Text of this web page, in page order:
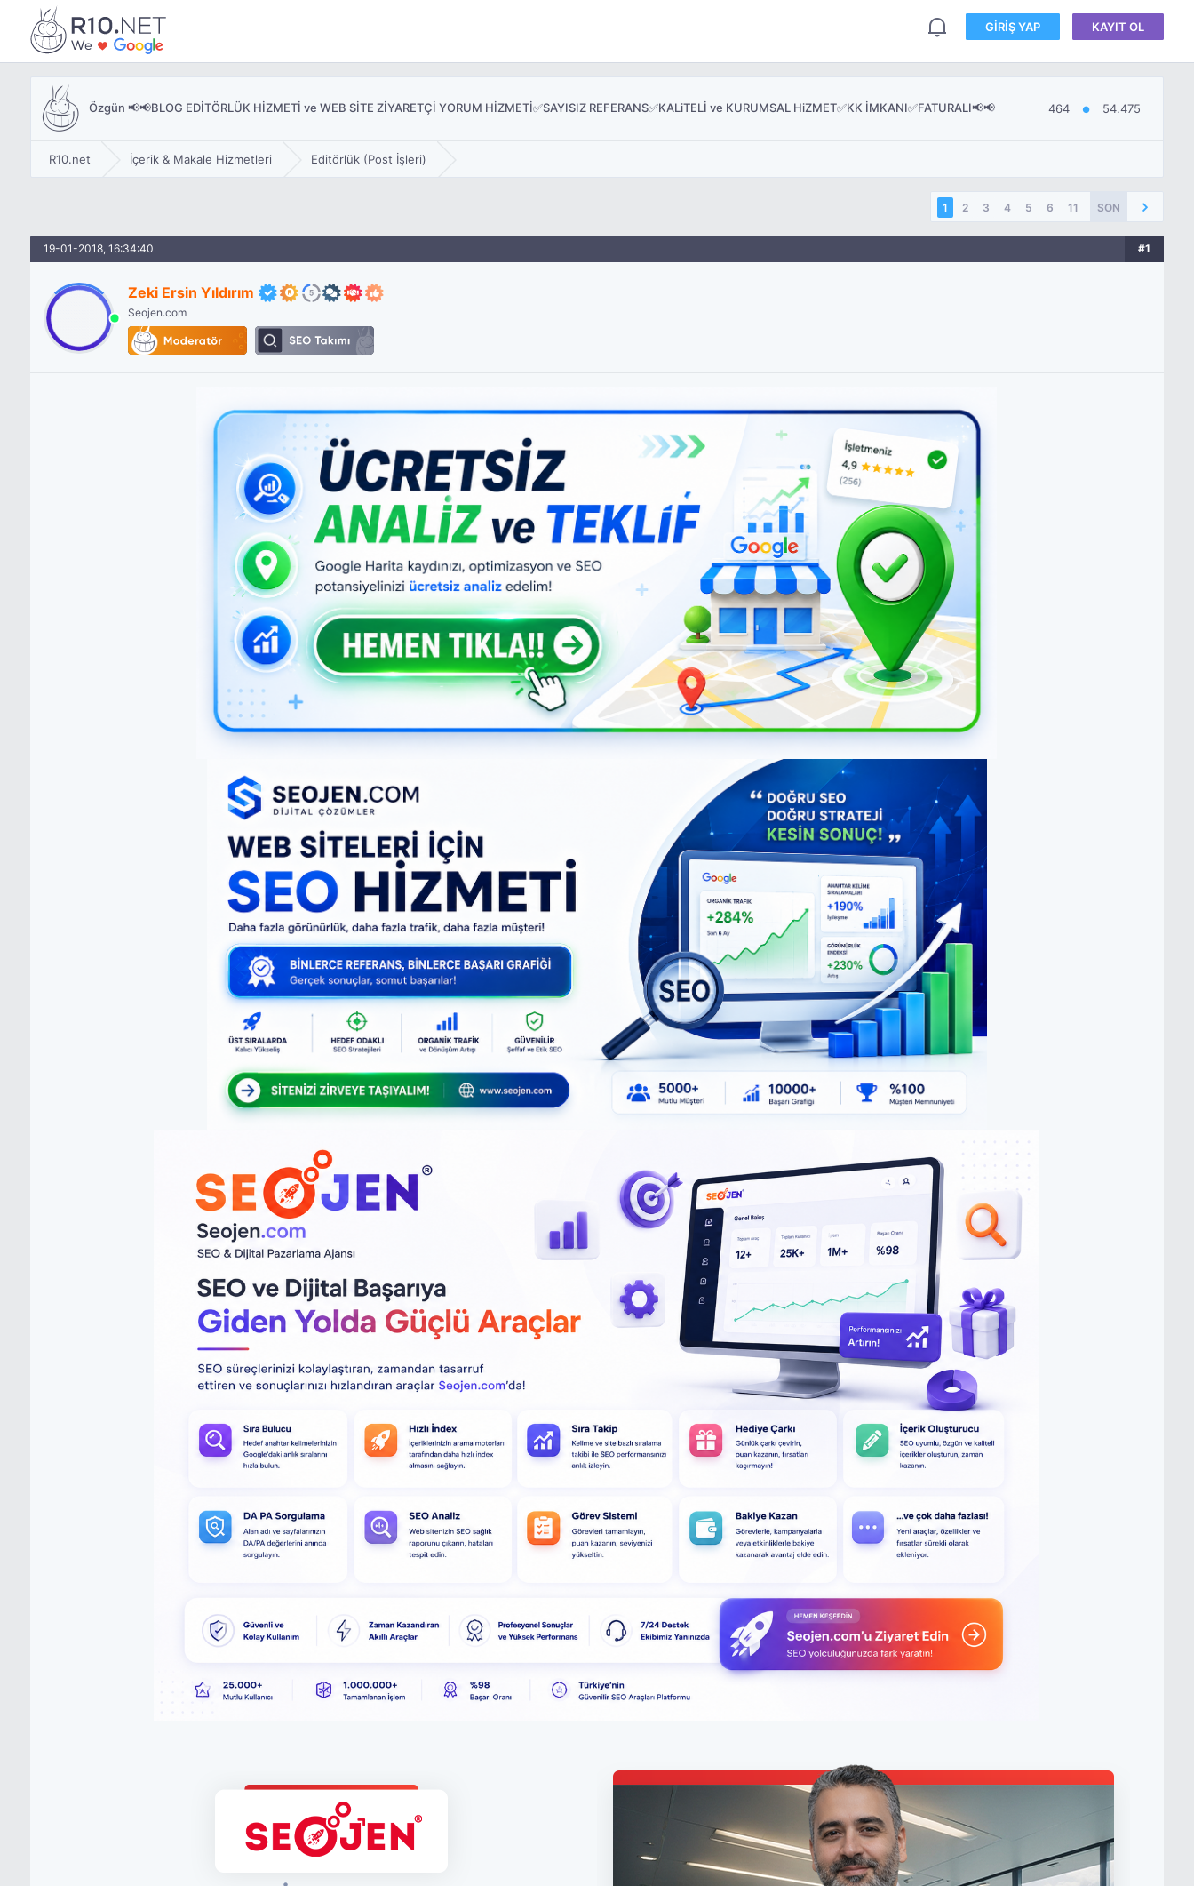
GIRIŞ YAP KAYIT OL
Özgün 📢📢BLOG EDİTÖRLÜK HİZMETİ ve WEB SİTE ZİYARETÇİ YORUM HİZMETİ✅SAYISIZ REFERANS✅KALiTELİ ve KURUMSAL HiZMET✅KK İMKANI✅FATURALI📢📢 464 ● 54.475
R10.net İçerik & Makale Hizmetleri Editörlük (Post İşleri)
1 2 3 4 5 6 11 SON
19-01-2018, 16:34:40 #1
Zeki Ersin Yıldırım
Seojen.com